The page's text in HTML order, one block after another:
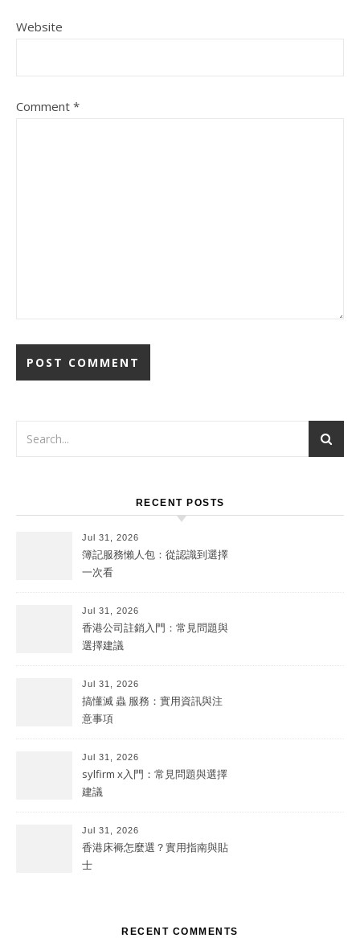
Website
Comment *
RECENT POSTS
Jul 31, 2026
簿記服務懶人包：從認識到選擇
一次看
Jul 31, 2026
香港公司註銷入門：常見問題與
選擇建議
Jul 31, 2026
搞懂滅 蟲 服務：實用資訊與注
意事項
Jul 31, 2026
sylfirm x入門：常見問題與選擇
建議
Jul 31, 2026
香港床褥怎麼選？實用指南與貼
士
RECENT COMMENTS